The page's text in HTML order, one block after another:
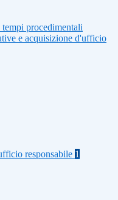
procedimentali
e acquisizione d'ufficio
responsabile 1